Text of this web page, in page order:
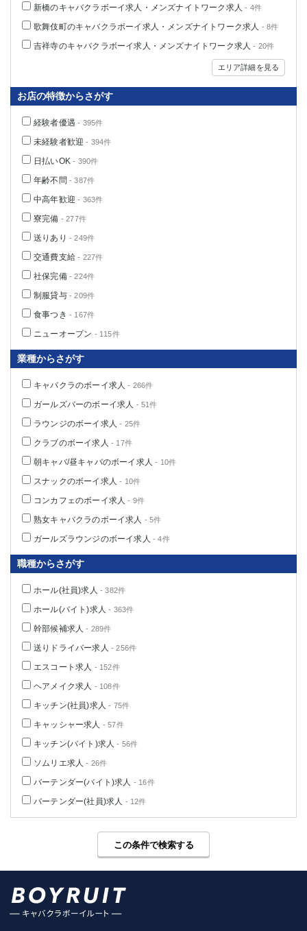
新橋のキャバクラボーイ求人・メンズナイトワーク求人 - 4件
歌舞伎町のキャバクラボーイ求人・メンズナイトワーク求人 - 8件
吉祥寺のキャバクラボーイ求人・メンズナイトワーク求人 - 20件
エリア詳細を見る
お店の特徴からさがす
経験者優遇 - 395件
未経験者歓迎 - 394件
日払いOK - 390件
年齢不問 - 387件
中高年歓迎 - 363件
寮完備 - 277件
送りあり - 249件
交通費支給 - 227件
社保完備- 224件
制服貸与- 209件
食事つき - 167件
ニューオープン - 115件
業種からさがす
キャバクラのボーイ求人 - 266件
ガールズバーのボーイ求人 - 51件
ラウンジのボーイ求人 - 25件
クラブのボーイ求人 - 17件
朝キャバ/昼キャバのボーイ求人 - 10件
スナックのボーイ求人 - 10件
コンカフェのボーイ求人 - 9件
熟女キャバクラのボーイ求人 - 5件
ガールズラウンジのボーイ求人 - 4件
職種からさがす
ホール(社員)求人 - 382件
ホール(バイト)求人 - 363件
幹部候補求人 - 289件
送りドライバー求人 - 256件
エスコート求人 - 152件
ヘアメイク求人 - 108件
キッチン(社員)求人 - 75件
キャッシャー求人 - 57件
キッチン(バイト)求人 - 56件
ソムリエ求人 - 26件
バーテンダー(バイト)求人 - 16件
バーテンダー(社員)求人 - 12件
この条件で検索する
西船橋
佐倉
柏（東口）
下総中山
茂原
松戸
八千代台
東金
宇都宮
東武宇都宮（宇都宮西口）
土浦
群馬県
該当求人 0件 選択した内容で設定